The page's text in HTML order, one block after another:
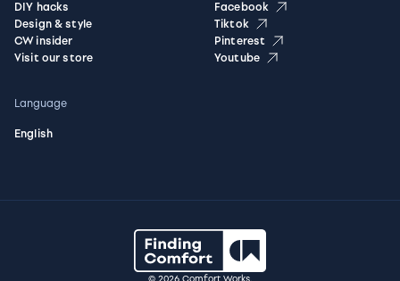
DIY hacks
Design & style
CW insider
Visit our store
Facebook
Tiktok
Pinterest
Youtube
Language
English